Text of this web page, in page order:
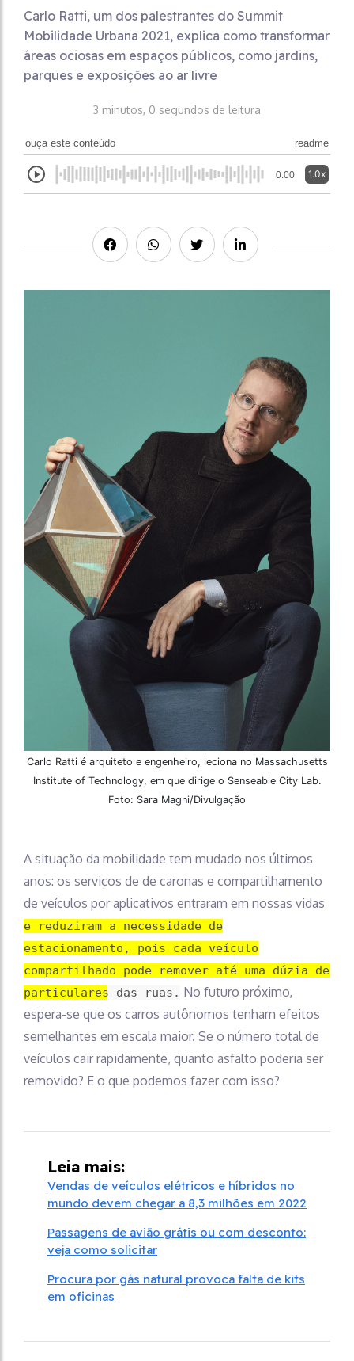
Carlo Ratti, um dos palestrantes do Summit
Mobilidade Urbana 2021, explica como transformar
áreas ociosas em espaços públicos, como jardins,
parques e exposições ao ar livre
3 minutos, 0 segundos de leitura
ouça este conteúdo readme
0:00 1.0x
Carlo Ratti é arquiteto e engenheiro, leciona no Massachusetts
Institute of Technology, em que dirige o Senseable City Lab.
Foto: Sara Magni/Divulgação
A situação da mobilidade tem mudado nos últimos
anos: os serviços de de caronas e compartilhamento
de veículos por aplicativos entraram em nossas vidas
e reduziram a necessidade de
estacionamento, pois cada veículo
compartilhado pode remover até uma dúzia de
particulares das ruas. No futuro próximo,
espera-se que os carros autônomos tenham efeitos
semelhantes em escala maior. Se o número total de
veículos cair rapidamente, quanto asfalto poderia ser
removido? E o que podemos fazer com isso?
Leia mais:
Vendas de veículos elétricos e híbridos no
mundo devem chegar a 8,3 milhões em 2022
Passagens de avião grátis ou com desconto:
veja como solicitar
Procura por gás natural provoca falta de kits
em oficinas